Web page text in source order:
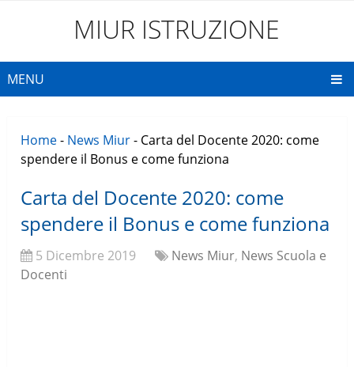
MIUR ISTRUZIONE
MENU
Home- News Miur- Carta del Docente 2020: come
spendere il Bonus e come funziona
Carta del Docente 2020: come
spendere il Bonus e come funziona
5 Dicembre 2019 News Miur, News Scuola e
Docenti